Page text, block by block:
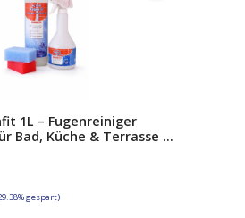
1L – Fugenreiniger
Bad, Küche & Terrasse –
Preis: gespart)